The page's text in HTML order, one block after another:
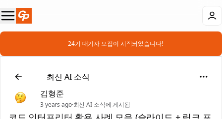
📣 24기 대기자 모집이 시작되었습니다!
📰최신 AI 소식
김형준
3 years ago·최신 AI 소식에 게시됨